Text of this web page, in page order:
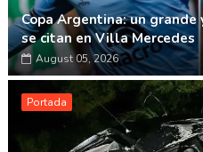
Copa Argentina: un
se citan en Villa Mercedes
August 05, 2026
Portada